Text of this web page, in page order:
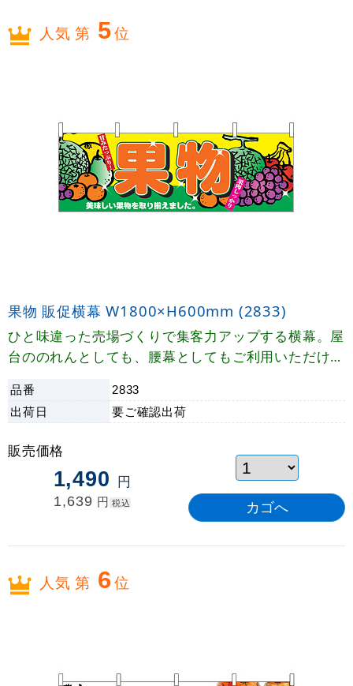
人気 第 5位
果物 販促横幕 W1800×H600mm (2833)
ひと味違った売場づくりで集客力アップする横幕。屋
台ののれんとしても、腰幕としてもご利用いただけま
品番 2833
出荷日 要ご確認出荷
販売価格
1,490 円
1,639 円 税込
人気 第 6位